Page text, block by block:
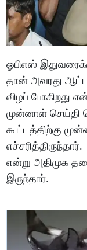
ஓபிஎஸ்
தான் அவரது
விழப் போகிறது
முன்னாள் செய்தி
கூட்டத்திற்கு
என்று அதிமுக
இருந்தார்.